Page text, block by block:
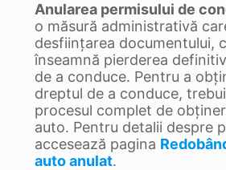
Anularea permisului de
o măsură administrativă
desființarea documentului,
înseamnă pierderea
de a conduce. Pentru a
dreptul de a conduce,
procesul complet de
auto. Pentru detalii despre
accesează pagina
auto anulat.